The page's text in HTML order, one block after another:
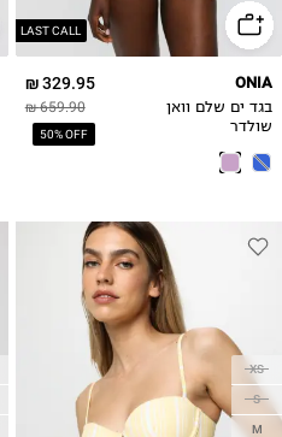
LAST CALL
329.95 ₪
659.90 ₪
50% OFF
ONIA
בגד ים שלם וואן
שולדר
XS
S
M